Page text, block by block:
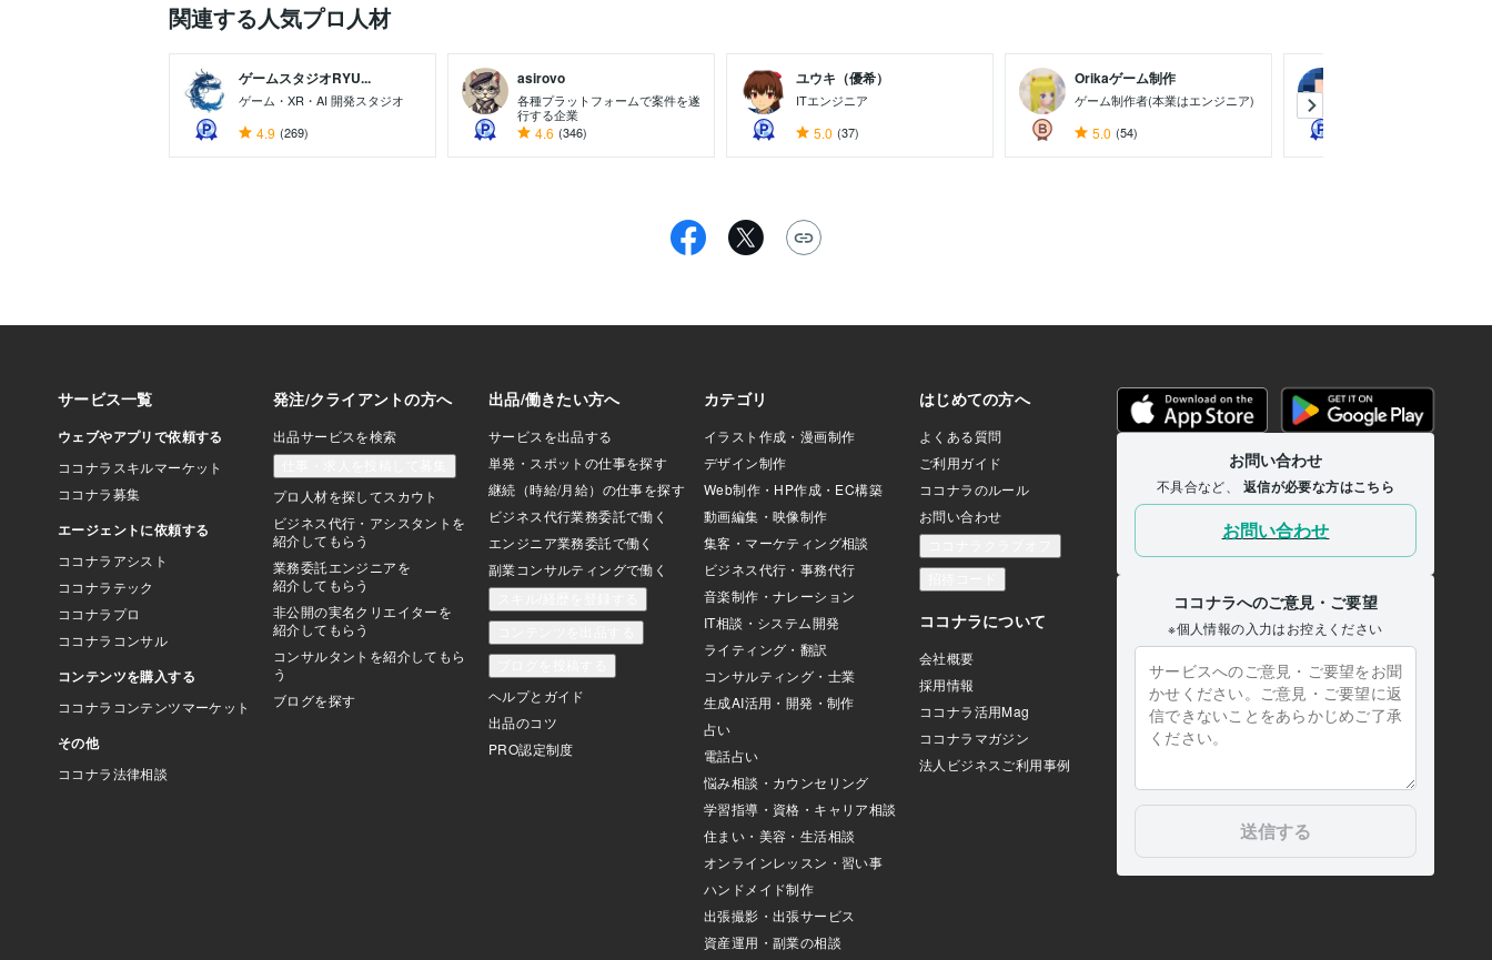
関連する人気プロ人材
ゲームスタジオRYU...
ゲーム・XR・AI 開発スタジオ
4.9 (269)
asirovo
各種プラットフォームで案件を遂
行する企業
4.6 (346)
ユウキ（優希）
ITエンジニア
5.0 (37)
Orikaゲーム制作
ゲーム制作者(本業はエンジニア)
5.0 (54)